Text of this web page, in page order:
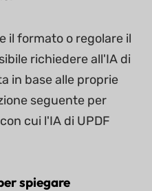
il formato o regolare il
richiedere all'IA di
in base alle proprie
seguente per
cui l'IA di UPDF
spiegare